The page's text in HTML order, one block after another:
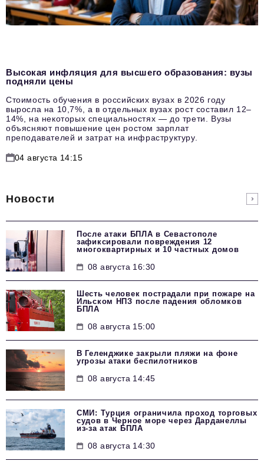
Высокая инфляция для высшего образования: вузы
подняли цены
Стоимость обучения в российских вузах в 2026 году
выросла на 10,7%, а в отдельных вузах рост составил 12–
14%, на некоторых специальностях — до трети. Вузы
объясняют повышение цен ростом зарплат
преподавателей и затрат на инфраструктуру.
04 августа 14:15
Новости
После атаки БПЛА в Севастополе
зафиксировали повреждения 12
многоквартирных и 10 частных домов
08 августа 16:30
Шесть человек пострадали при пожаре на
Ильском НПЗ после падения обломков
БПЛА
08 августа 15:00
В Геленджике закрыли пляжи на фоне
угрозы атаки беспилотников
08 августа 14:45
СМИ: Турция ограничила проход торговых
судов в Черное море через Дарданеллы
из-за атак БПЛА
08 августа 14:30